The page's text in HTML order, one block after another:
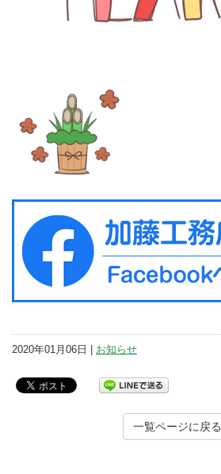
2020年01月06日 | お知らせ
一覧ページに戻る